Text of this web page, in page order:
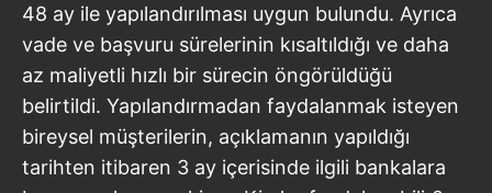
48 ay ile yapılandırılması uygun bulundu. Ayrıca
vade ve başvuru sürelerinin kısaltıldığı ve daha
az maliyetli hızlı bir sürecin öngörüldüğü
belirtildi. Yapılandırmadan faydalanmak isteyen
bireysel müşterilerin, açıklamanın yapıldığı
tarihten itibaren 3 ay içerisinde ilgili bankalara